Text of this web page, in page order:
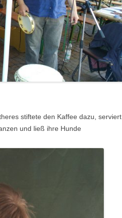
stiftete den Kaffee dazu, serviert
und ließ ihre Hunde